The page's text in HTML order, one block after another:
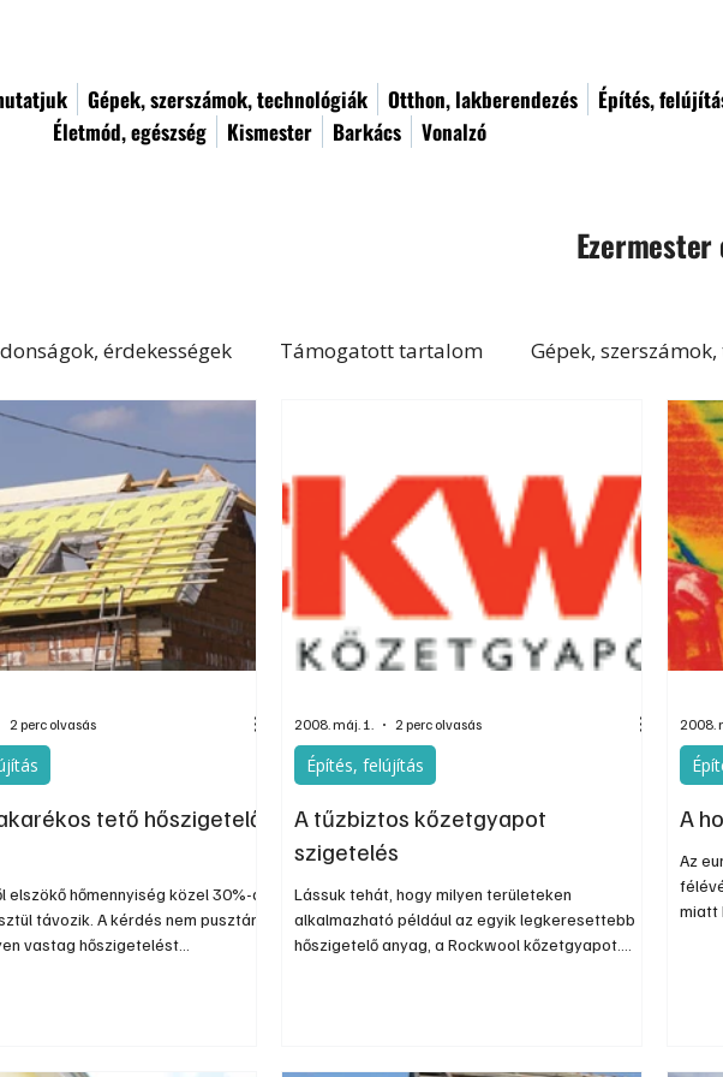
Gépek, szerszámok, technológiák Otthon, lakberendezés Építés,
Életmód, egészség
Kismester Barkács Vonalzó
érdekességek Támogatott tartalom Gépek,
Életmód, egészség Kismester
Információs oldal Oldtimer Kiadványok Szerkesztői
tető hőszigetelő
elszökő hőmennyiség közel 30%-a
távozik. A kérdés nem pusztán
vastag hőszigetelést
2 perc olvasás
A tűzbiztos kőzetgyapot
szigetelés
Lássuk tehát, hogy milyen területeken
alkalmazható például az egyik legkeresettebb
hőszigetelő anyag, a Rockwool kőzetgyapot.
panelos épületek két vasbeton héja közötti
Építés, felújítás
2008. máj. 1. 2 perc olvasás
A
Az
miatt
2008.